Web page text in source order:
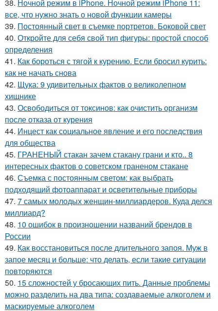
38. Ночной режим в iPhone. Ночной режим iPhone 11:
все, что нужно знать о новой функции камеры
39. Постоянный свет в съемке портретов. Боковой свет
40. Откройте для себя свой тип фигуры: простой способ
определения
41. Как бороться с тягой к курению. Если бросил курить:
как не начать снова
42. Щука: 9 удивительных фактов о великолепном
хищнике
43. Освободиться от токсинов: как очистить организм
после отказа от курения
44. Инцест как социальное явление и его последствия
для общества
45. ГРАНЕНЫЙ стакан зачем стакану грани и кто.. 8
интересных фактов о советском граненом стакане
46. Съемка с постоянным светом: как выбрать
подходящий фотоаппарат и осветительные приборы
47. 7 самых молодых женщин-миллиардеров. Куда делся
миллиард?
48. 10 ошибок в произношении названий брендов в
России
49. Как восстановиться после длительного запоя. Муж в
запое месяц и больше: что делать, если такие ситуации
повторяются
50. 15 сложностей у бросающих пить. Данные проблемы
можно разделить на два типа: создаваемые алкоголем и
маскируемые алкоголем